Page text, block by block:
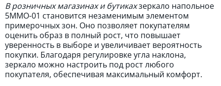
В розничных магазинах и бутикахзеркало напольное
5MMО-01 становится незаменимым элементом
примерочных зон. Оно позволяет покупателям
оценить образ в полный рост, что повышает
уверенность в выборе и увеличивает вероятность
покупки. Благодаря регулировке угла наклона,
зеркало можно настроить под рост любого
покупателя, обеспечивая максимальный комфорт.